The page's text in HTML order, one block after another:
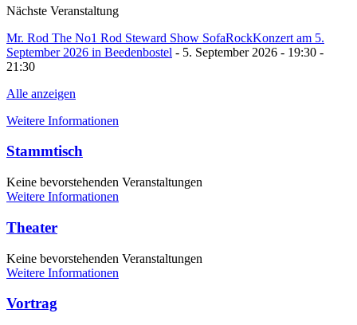
Nächste Veranstaltung
Mr. Rod The No1 Rod Steward Show SofaRockKonzert am 5.
September 2026 in Beedenbostel - 5. September 2026 - 19:30 -
21:30
Alle anzeigen
Weitere Informationen
Stammtisch
Keine bevorstehenden Veranstaltungen
Weitere Informationen
Theater
Keine bevorstehenden Veranstaltungen
Weitere Informationen
Vortrag